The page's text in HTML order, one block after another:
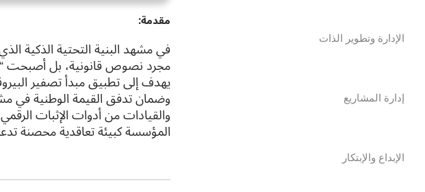
الإدارة وتطوير الذات
إدارة المشاريع
الإبداع والإبتكار
مقدمة:
في مشهد البنية التحتية الذكية
مجرد نصوص قانونية، بل أصبحت
يهدف إلى تطبيق مبدأ تصفير
وضمان تدفق القيمة الوطنية في
والقيادات من أدوات الإثبات
المؤسسة كبيئة تعاقدية محصنة